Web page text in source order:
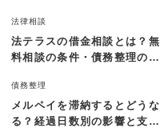
法律相談
法テラスの借金相談とは？無
料相談の条件・債務整理の費
債務整理
メルペイを滞納するとどうな
る？経過日数別の影響と支払